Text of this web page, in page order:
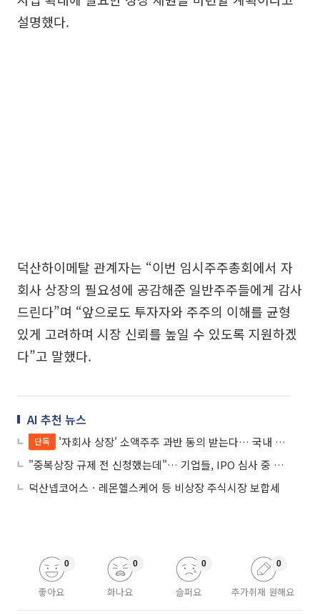
설명했다.
덕산하이메탈 관계자는 “이번 임시주주총회에서 자
회사 상장의 필요성에 공감해준 일반주주들에게 감사
드린다”며 “앞으로도 투자자와 주주의 이해를 균형
있게 고려하며 시장 신뢰를 높일 수 있도록 지원하겠
다”고 말했다.
AI 추천 뉴스
단독
'자회사 상장' 소액주주 과반 동의 받는다… 국내 첫 사례
"중복상장 규제 전 신청했는데"… 기업들, IPO 심사 중 바뀐 제도에 당혹
덕산넵코어스ㆍ레몬헬스케어 등 비상장 주식시장 보합세
좋아요
0
화나요
0
슬퍼요
0
추가취재 원해요
0